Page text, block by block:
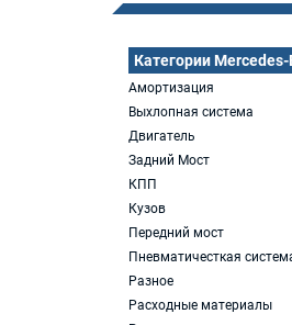
Категории
Амортизация
Выхлопная система
Двигатель
Задний Мост
КПП
Кузов
Передний мост
Пневматичесткая
Разное
Расходные материалы